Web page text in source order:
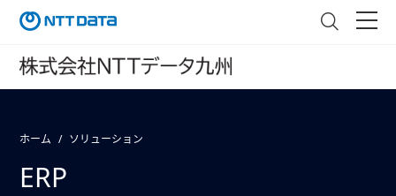
ホーム ソリューション
ERP